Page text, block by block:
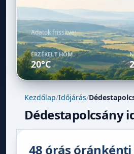
Adatok frissítve:
ÉRZÉKELT HŐM.
20°C
Kezdőlap/Időjárás/
Dédestapolcsány
48 órás óránkénti